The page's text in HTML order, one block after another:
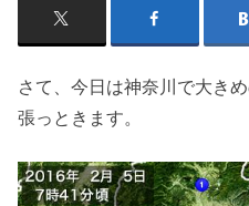
さて、今日は神奈川で大き
張っときます。